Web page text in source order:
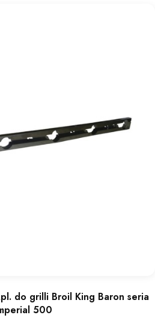
do grilli Broil King Baron seria
500